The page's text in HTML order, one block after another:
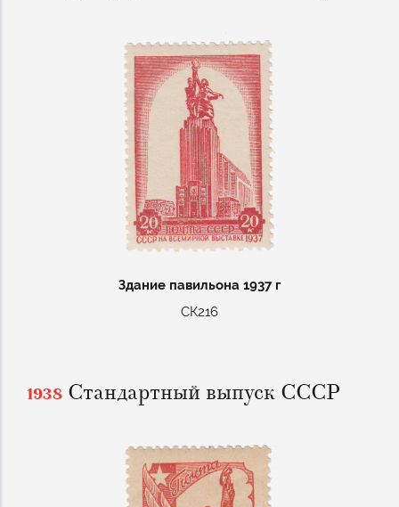
Здание павильона 1937 г
СК216
1938 Стандартный выпуск СССР